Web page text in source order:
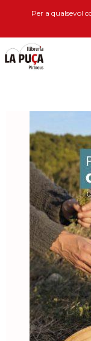
Per a qualsevol